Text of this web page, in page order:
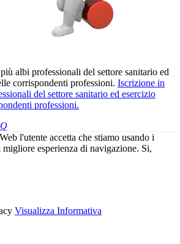
albi professionali del settore sanitario ed
corrispondenti professioni. Iscrizione in
del settore sanitario ed esercizio
professioni.
l'utente accetta che stiamo usando i
migliore esperienza di navigazione. Si,
Visualizza Informativa